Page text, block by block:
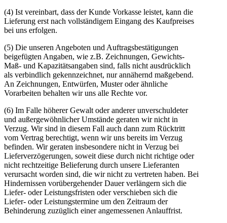
(4) Ist vereinbart, dass der Kunde Vorkasse leistet, kann die
Lieferung erst nach vollständigem Eingang des Kaufpreises
bei uns erfolgen.
(5) Die unseren Angeboten und Auftragsbestätigungen
beigefügten Angaben, wie z.B. Zeichnungen, Gewichts-
Maß- und Kapazitätsangaben sind, falls nicht ausdrücklich
als verbindlich gekennzeichnet, nur annähernd maßgebend.
An Zeichnungen, Entwürfen, Muster oder ähnliche
Vorarbeiten behalten wir uns alle Rechte vor.
(6) Im Falle höherer Gewalt oder anderer unverschuldeter
und außergewöhnlicher Umstände geraten wir nicht in
Verzug. Wir sind in diesem Fall auch dann zum Rücktritt
vom Vertrag berechtigt, wenn wir uns bereits im Verzug
befinden. Wir geraten insbesondere nicht in Verzug bei
Lieferverzögerungen, soweit diese durch nicht richtige oder
nicht rechtzeitige Belieferung durch unsere Lieferanten
verursacht worden sind, die wir nicht zu vertreten haben. Bei
Hindernissen vorübergehender Dauer verlängern sich die
Liefer- oder Leistungsfristen oder verschieben sich die
Liefer- oder Leistungstermine um den Zeitraum der
Behinderung zuzüglich einer angemessenen Anlauffrist.